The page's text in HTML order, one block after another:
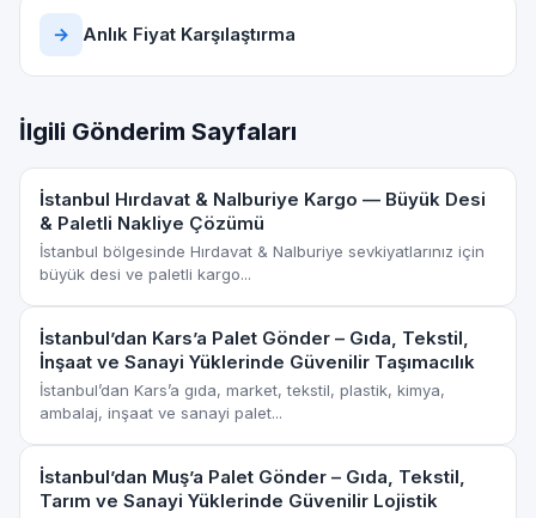
→ Anlık Fiyat Karşılaştırma
İlgili Gönderim Sayfaları
İstanbul Hırdavat & Nalburiye Kargo — Büyük Desi
& Paletli Nakliye Çözümü
İstanbul bölgesinde Hırdavat & Nalburiye sevkiyatlarınız için
büyük desi ve paletli kargo...
İstanbul’dan Kars’a Palet Gönder – Gıda, Tekstil,
İnşaat ve Sanayi Yüklerinde Güvenilir Taşımacılık
İstanbul’dan Kars’a gıda, market, tekstil, plastik, kimya,
ambalaj, inşaat ve sanayi palet...
İstanbul’dan Muş’a Palet Gönder – Gıda, Tekstil,
Tarım ve Sanayi Yüklerinde Güvenilir Lojistik